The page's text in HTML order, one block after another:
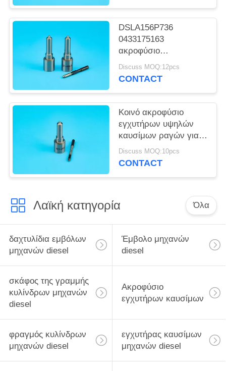
DSLA156P736
0433175163
ακροφύσιο
0445110010/0445110024
εγχυτήρων καυσίμων
Discuss MOQ:12pcs
CONTACT
Κοινό ακροφύσιο
εγχυτήρων υψηλών
καυσίμων ραγών για
τη θαλάσσια μηχανή
αυτοκινήτων
Discuss MOQ:10pcs
CONTACT
Λαϊκή κατηγορία Όλα
δαχτυλίδια εμβόλων
μηχανών diesel
Έμβολο μηχανών
diesel
σκάφος της γραμμής
κυλίνδρων μηχανών
diesel
Ακροφύσιο
εγχυτήρων καυσίμων
φραγμός κυλίνδρων
μηχανών diesel
εγχυτήρας καυσίμων
μηχανών diesel